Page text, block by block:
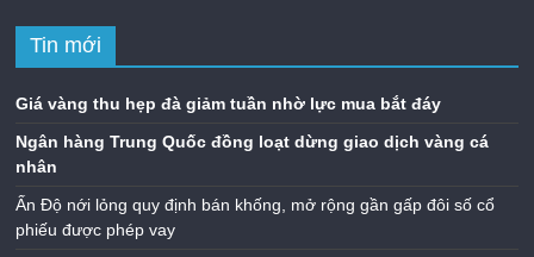
Tin mới
Giá vàng thu hẹp đà giảm tuần nhờ lực mua bắt đáy
Ngân hàng Trung Quốc đồng loạt dừng giao dịch vàng cá
nhân
Ấn Độ nới lỏng quy định bán khống, mở rộng gần gấp đôi số cổ
phiếu được phép vay